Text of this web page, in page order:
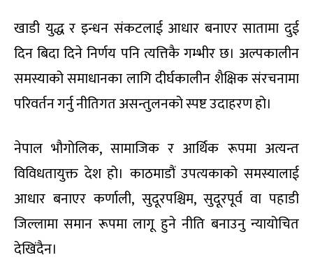
खाडी युद्ध र इन्धन संकटलाई आधार बनाएर सातामा दुई
दिन बिदा दिने निर्णय पनि त्यत्तिकै गम्भीर छ। अल्पकालीन
समस्याको समाधानका लागि दीर्घकालीन शैक्षिक संरचनामा
परिवर्तन गर्नु नीतिगत असन्तुलनको स्पष्ट उदाहरण हो।
नेपाल भौगोलिक, सामाजिक र आर्थिक रूपमा अत्यन्त
विविधतायुक्त देश हो। काठमाडौं उपत्यकाको समस्यालाई
आधार बनाएर कर्णाली, सुदूरपश्चिम, सुदूरपूर्व वा पहाडी
जिल्लामा समान रूपमा लागू हुने नीति बनाउनु न्यायोचित
देखिंदैन।